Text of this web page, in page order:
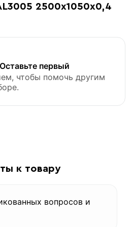
корзину»
2500х1050х0,4
первый
чтобы помочь другим
к товару
вопросов и